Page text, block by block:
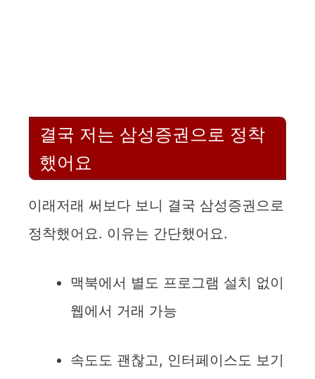
결국 저는 삼성증권으로 정착
했어요
이래저래 써보다 보니 결국 삼성증권으로
정착했어요. 이유는 간단했어요.
맥북에서 별도 프로그램 설치 없이
웹에서 거래 가능
속도도 괜찮고, 인터페이스도 보기